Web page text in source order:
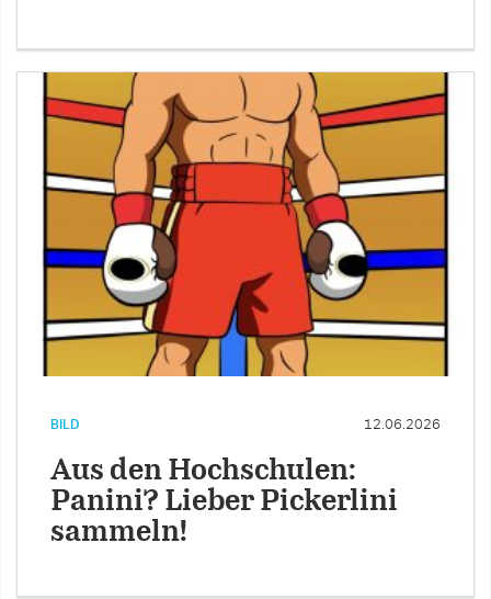
BILD 12.06.2026
Aus den Hochschulen:
Panini? Lieber Pickerlini
sammeln!